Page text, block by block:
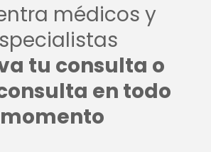
médicos y
tu consulta o
en todo
momento